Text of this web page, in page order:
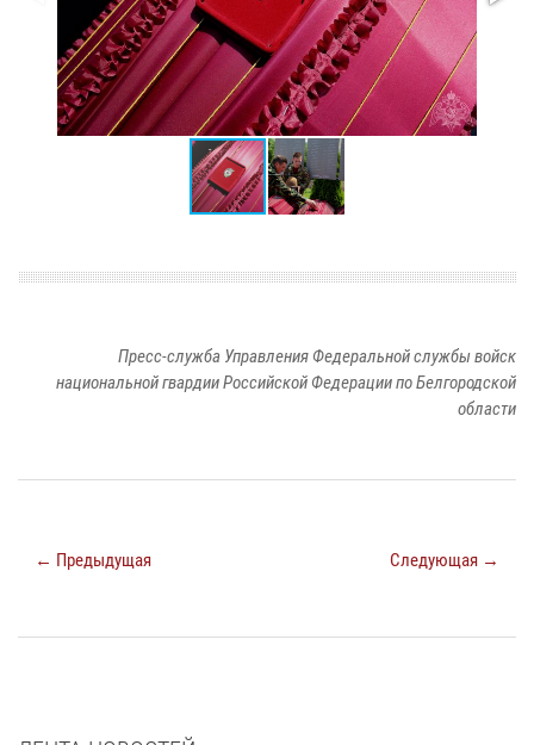
Пресс-служба Управления Федеральной службы войск
национальной гвардии Российской Федерации по Белгородской
области
← Предыдущая Следующая →